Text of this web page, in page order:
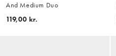
And Medium Duo
119,00 kr.